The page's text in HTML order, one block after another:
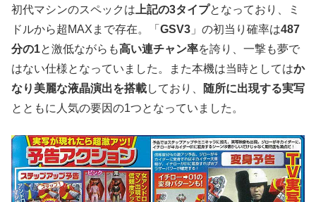
初代マシンのスペックは 上記の3タイプとなっており、ミ
ドルから超MAXまで存在。「 GSV3 」の初当り確率は487
分の1と激低ながらも高い連チャン率を誇り、一撃も夢で
はない仕様となっていました。また本機は当時としてはか
なり美麗な液晶演出を搭載しており、
随所に出現する実写
とともに人気の要因の1つとなっていました。